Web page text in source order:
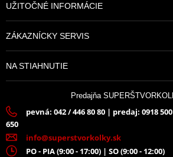
UŽITOČNÉ INFORMÁCIE
ZÁKAZNÍCKY SERVIS
NA STIAHNUTIE
Predajňa
pevná: 042 / 446 80 80 | predaj: 0918
650
info@superstvorkolky.sk
PO - PIA (9:00 - 17:00) | SO (9:00 - 12:00)